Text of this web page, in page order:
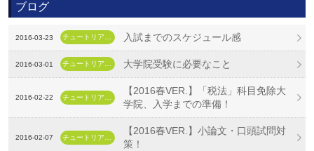
ブログ
2016-03-23 チュートリアル通信 入試までのスケジュール感
2016-03-01 チュートリアル通信 大学院受験に必要なこと
2016-02-22 チュートリアル通信
【2016春VER.】「税法」科目免除大
学院、入学までの準備！
2016-02-07 チュートリアル通信
【2016春VER.】小論文・口頭試問対
策！